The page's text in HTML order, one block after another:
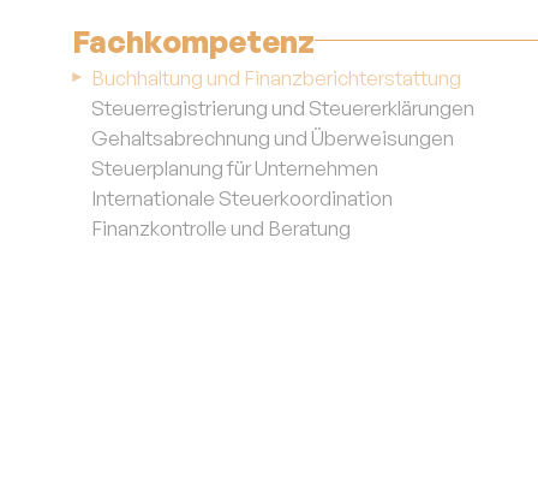
Fachkompetenz
Buchhaltung und Finanzberichterstattung
Steuerregistrierung und Steuererklärungen
Gehaltsabrechnung und Überweisungen
Steuerplanung für Unternehmen
Internationale Steuerkoordination
Finanzkontrolle und Beratung